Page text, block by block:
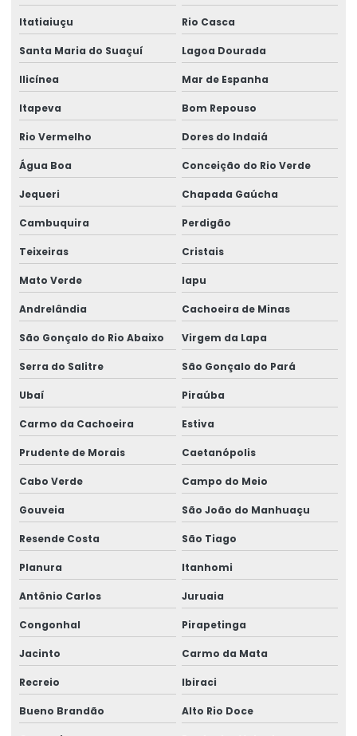
Itatiaiuçu Rio Casca
Santa Maria do Suaçuí Lagoa Dourada
Ilicínea Mar de Espanha
Itapeva Bom Repouso
Rio Vermelho Dores do Indaiá
Água Boa Conceição do Rio Verde
Jequeri Chapada Gaúcha
Cambuquira Perdigão
Teixeiras Cristais
Mato Verde Iapu
Andrelândia Cachoeira de Minas
São Gonçalo do Rio Abaixo Virgem da Lapa
Serra do Salitre São Gonçalo do Pará
Ubaí Piraúba
Carmo da Cachoeira Estiva
Prudente de Morais Caetanópolis
Cabo Verde Campo do Meio
Gouveia São João do Manhuaçu
Resende Costa São Tiago
Planura Itanhomi
Antônio Carlos Juruaia
Congonhal Pirapetinga
Jacinto Carmo da Mata
Recreio Ibiraci
Bueno Brandão Alto Rio Doce